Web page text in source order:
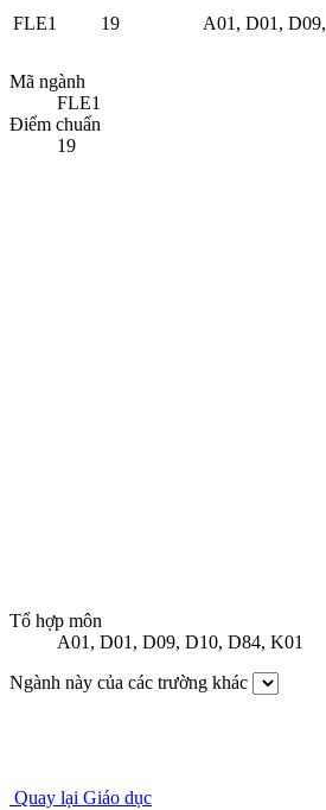
FLE1
19 A01, D01, D09,
Mã ngành
FLE1
Điểm chuẩn
19
Tổ hợp môn
A01, D01, D09, D10, D84, K01
Ngành này của các trường khác
Quay lại Giáo dục